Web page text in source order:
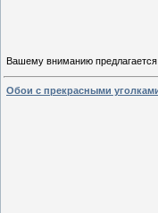
Вашему вниманию
Обои с прекрасными